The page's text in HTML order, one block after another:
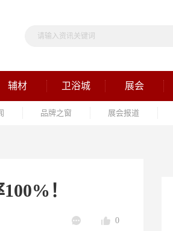
辅材 卫浴城 展会
品牌之窗 展会报道
！
0